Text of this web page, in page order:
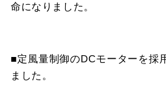
命になりました。
■定風量制御のDCモーターを採
ました。